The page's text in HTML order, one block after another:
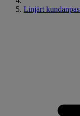
Linjärt